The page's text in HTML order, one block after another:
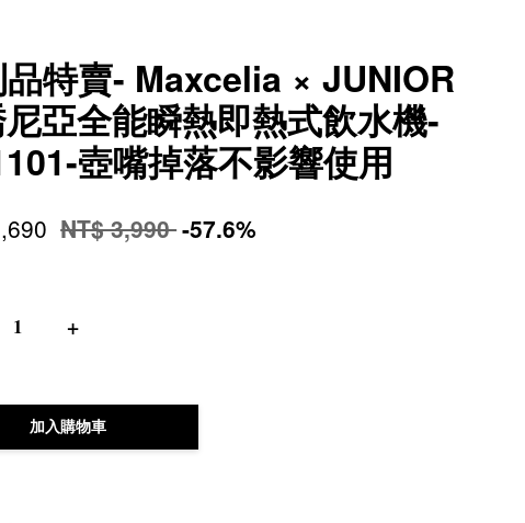
特賣- Maxcelia × JUNIOR
尼亞全能瞬熱即熱式飲水機-
壺嘴掉落不影響使用
NT$ 3,990-57.6%
+
加入購物車